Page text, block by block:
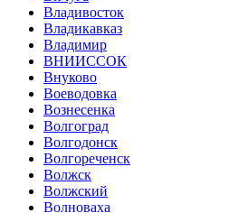
Владивосток
Владикавказ
Владимир
ВНИИССОК
Внуково
Воеводовка
Вознесенка
Волгоград
Волгодонск
Волгореченск
Волжск
Волжский
Волноваха